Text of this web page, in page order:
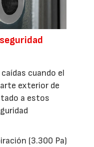
cuando el
exterior de
a estos
(3.300 Pa)